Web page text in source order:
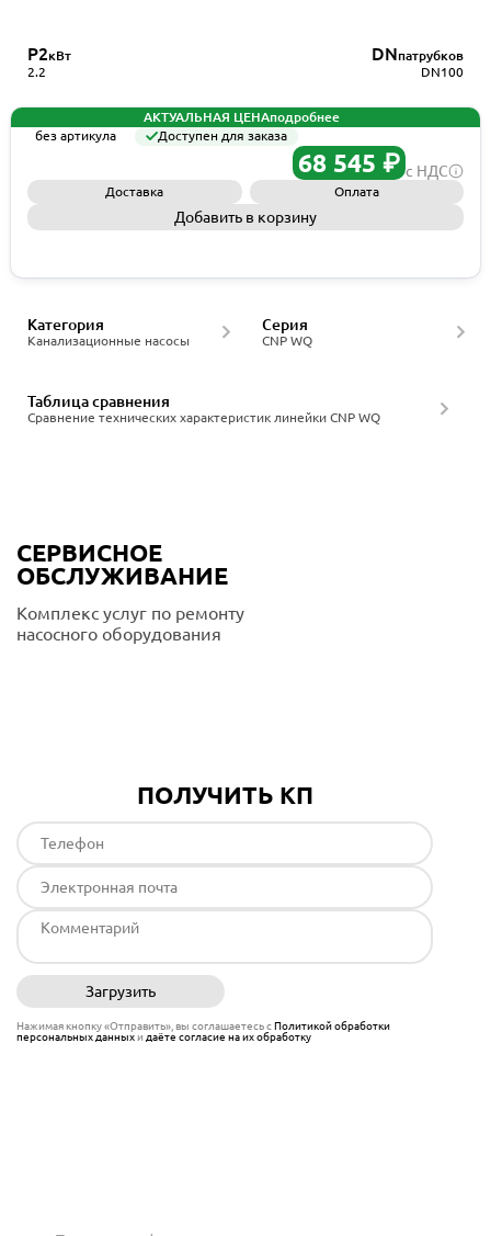
P2кВт
2.2
DNпатрубков
DN100
АКТУАЛЬНАЯ ЦЕНАподробнее
без артикула
Доступен для заказа
68 545 ₽ с НДС
Доставка Оплата
Добавить в корзину
Канализационные насосы
Категория
CNP WQ
Серия
Сравнение технических характеристик линейки CNP WQ
Таблица сравнения
СЕРВИСНОЕ
ОБСЛУЖИВАНИЕ
Комплекс услуг по ремонту
насосного оборудования
ПОЛУЧИТЬ КП
Загрузить
Нажимая кнопку «Отправить», вы соглашаетесь сПолитикой обработки
персональных данныхи даёте согласие на их обработку